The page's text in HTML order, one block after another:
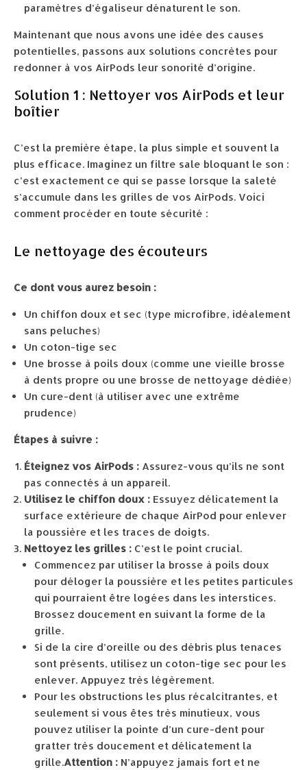
paramètres d’égaliseur dénaturent le son.
Maintenant que nous avons une idée des causes
potentielles, passons aux solutions concrètes pour
redonner à vos AirPods leur sonorité d’origine.
Solution 1 : Nettoyer vos AirPods et leur
boîtier
C’est la première étape, la plus simple et souvent la
plus efficace. Imaginez un filtre sale bloquant le son :
c’est exactement ce qui se passe lorsque la saleté
s’accumule dans les grilles de vos AirPods. Voici
comment procéder en toute sécurité :
Le nettoyage des écouteurs
Ce dont vous aurez besoin :
Un chiffon doux et sec (type microfibre, idéalement
sans peluches)
Un coton-tige sec
Une brosse à poils doux (comme une vieille brosse
à dents propre ou une brosse de nettoyage dédiée)
Un cure-dent (à utiliser avec une extrême
prudence)
Étapes à suivre :
Éteignez vos AirPods : Assurez-vous qu’ils ne sont
pas connectés à un appareil.
Utilisez le chiffon doux : Essuyez délicatement la
surface extérieure de chaque AirPod pour enlever
la poussière et les traces de doigts.
Nettoyez les grilles : C’est le point crucial.
Commencez par utiliser la brosse à poils doux
pour déloger la poussière et les petites particules
qui pourraient être logées dans les interstices.
Brossez doucement en suivant la forme de la
grille.
Si de la cire d’oreille ou des débris plus tenaces
sont présents, utilisez un coton-tige sec pour les
enlever. Appuyez très légèrement.
Pour les obstructions les plus récalcitrantes, et
seulement si vous êtes très minutieux, vous
pouvez utiliser la pointe d’un cure-dent pour
gratter très doucement et délicatement la
grille.Attention : N’appuyez jamais fort et ne